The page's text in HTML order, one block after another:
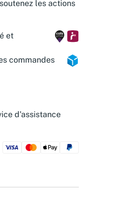
les actions
et
commandes
d'assistance